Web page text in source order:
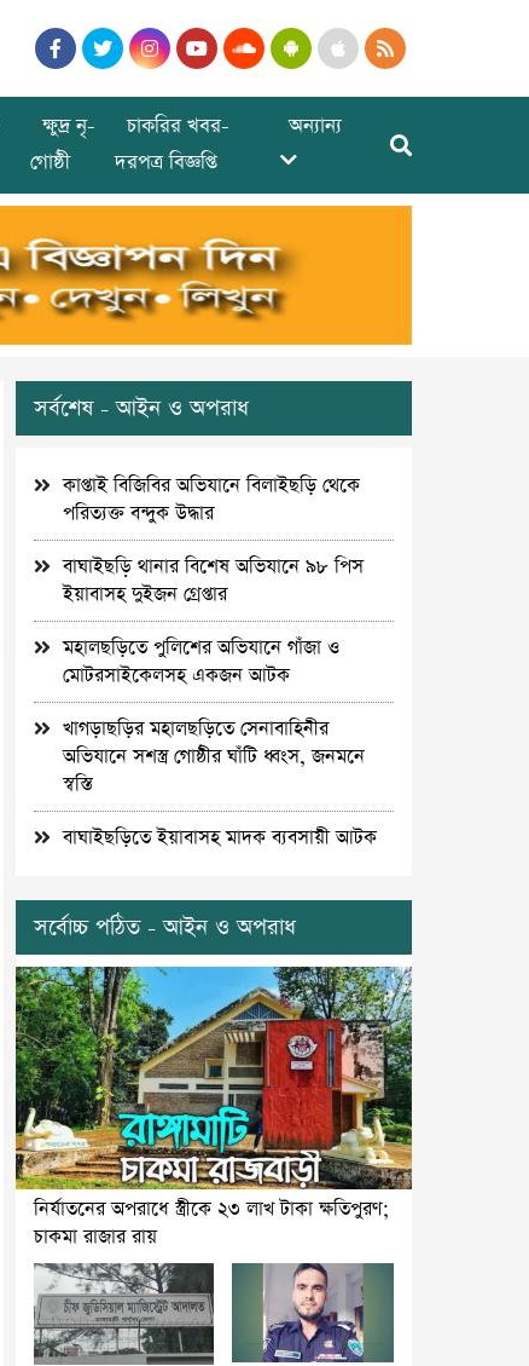
ক্ষুদ্র নৃ-
গোষ্ঠী
চাকরির খবর-
দরপত্র বিজ্ঞপ্তি
অন্যান্য
সর্বশেষ - আইন ও অপরাধ
কাপ্তাই বিজিবির অভিযানে বিলাইছড়ি থেকে
পরিত্যক্ত বন্দুক উদ্ধার
বাঘাইছড়ি থানার বিশেষ অভিযানে ৯৮ পিস
ইয়াবাসহ দুইজন গ্রেপ্তার
মহালছড়িতে পুলিশের অভিযানে গাঁজা ও
মোটরসাইকেলসহ একজন আটক
খাগড়াছড়ির মহালছড়িতে সেনাবাহিনীর
অভিযানে সশস্ত্র গোষ্ঠীর ঘাঁটি ধ্বংস, জনমনে
স্বস্তি
বাঘাইছড়িতে ইয়াবাসহ মাদক ব্যবসায়ী আটক
সর্বোচ্চ পঠিত - আইন ও অপরাধ
নির্যাতনের অপরাধে স্ত্রীকে ২৩ লাখ টাকা ক্ষতিপুরণ;
চাকমা রাজার রায়